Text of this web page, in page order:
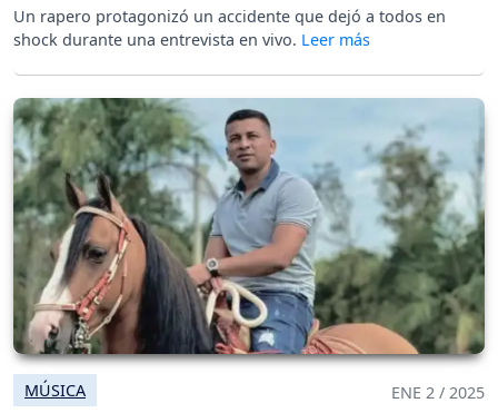
Un rapero protagonizó un accidente que dejó a todos en
shock durante una entrevista en vivo.
MÚSICA ENE 2 / 2025